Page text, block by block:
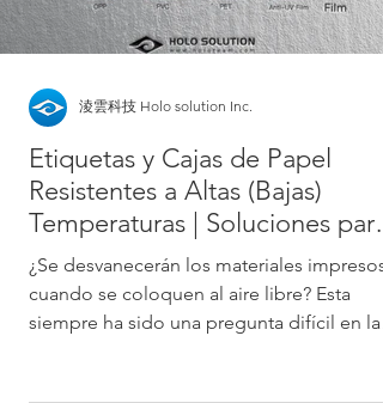
Etiquetas y Cajas de Papel
Resistentes a Altas (Bajas)
Temperaturas | Soluciones para
la decoloración de pegatina
¿Se desvanecerán los materiales impresos
cuando se coloquen al aire libre? Esta
siempre ha sido una pregunta difícil en la
淩雲科技 Holo solution Inc.